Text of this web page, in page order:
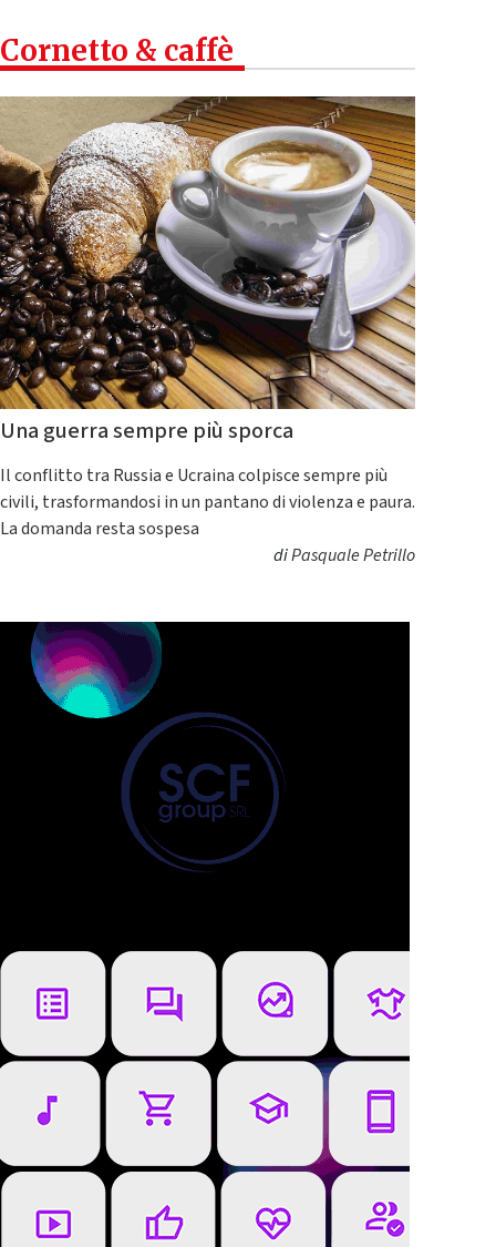
Cornetto & caffè
Una guerra sempre più sporca
Il conflitto tra Russia e Ucraina colpisce sempre più
civili, trasformandosi in un pantano di violenza e paura.
La domanda resta sospesa
diPasquale Petrillo